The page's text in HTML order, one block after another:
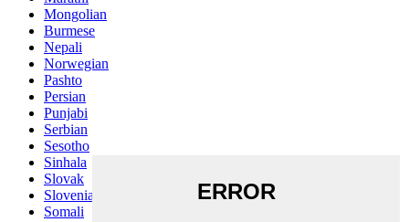
Mongolian
Burmese
Nepali
Norwegian
Pashto
Persian
Punjabi
Serbian
Sesotho
Sinhala
Slovak
Slovenian
Somali